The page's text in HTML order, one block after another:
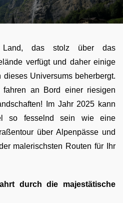
das stolz über das
verfügt und daher einige
Universums beherbergt.
an Bord einer riesigen
Im Jahr 2025 kann
so fesselnd sein wie eine
über Alpenpässe und
malerischsten Routen für Ihr
durch die majestätische